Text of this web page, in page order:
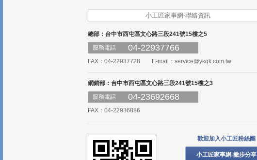
小工匠家事網-聯絡資訊
總部：台中市西屯區文心路三段241號15樓之5
服務電話
04-22937766
FAX：04-22937728 E-mail： service@ykqk.com.tw
網銷部：台中市西屯區文心路三段241號15樓之3
服務電話
04-23692668
FAX：04-22936886
歡迎加入小工匠粉絲團
小工匠家事網-撇步分享